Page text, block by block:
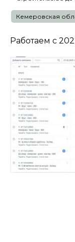
Кемеровская
Работаем с